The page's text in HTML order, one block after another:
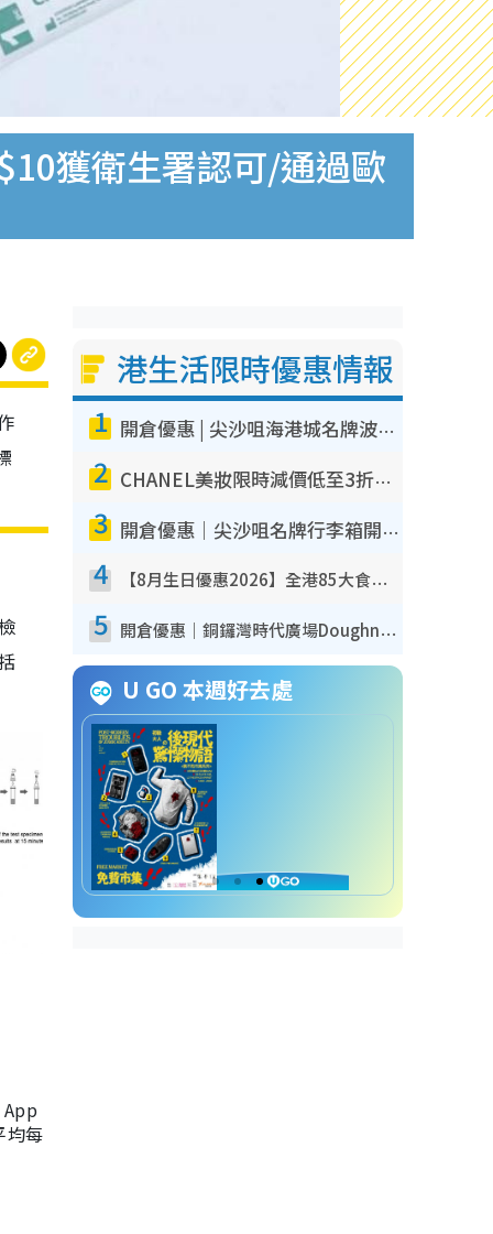
獲衛生署認可/通過歐
均每
港生活限時優惠情報
1 開倉優惠 | 尖沙咀海港城名牌波鞋開倉低至1折！On鞋$899起／Joy&Peace鞋履$98起
2 CHANEL美妝限時減價低至3折！人氣粉底/唇膏/精華液低至$275！COCO香水都有平
3 開倉優惠｜尖沙咀名牌行李箱開倉低至4折！一連5日 American Tourister/ace./Hallmark $200起！
4 【8月生日優惠2026】全港85大食買玩著數攻略 自助餐/火鍋放題同行免費＋誠品/DONKI送現金券
5 開倉優惠｜銅鑼灣時代廣場Doughnut/Campo Marzio開倉低至1折！背囊、書包、手袋劈價$200起
U GO 本週好去處